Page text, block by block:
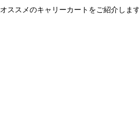
オススメのキャリーカートをご紹介します